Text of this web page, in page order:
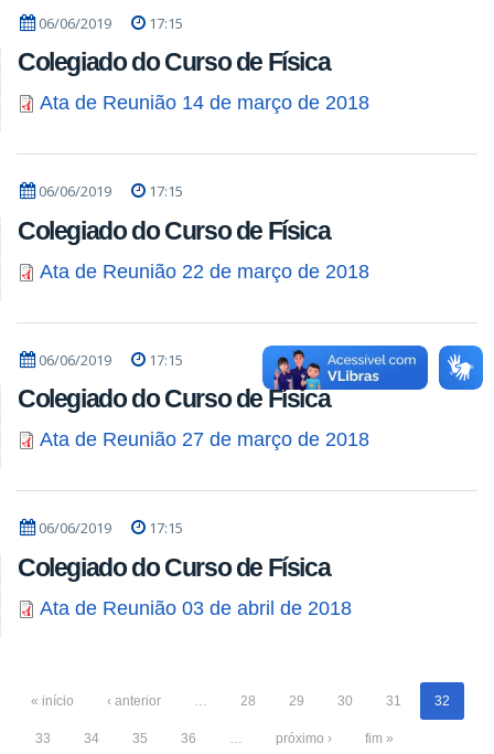
06/06/2019 17:15
Colegiado do Curso de Física
Ata de Reunião 14 de março de 2018
06/06/2019 17:15
Colegiado do Curso de Física
Ata de Reunião 22 de março de 2018
06/06/2019 17:15
Colegiado do Curso de Física
Ata de Reunião 27 de março de 2018
06/06/2019 17:15
Colegiado do Curso de Física
Ata de Reunião 03 de abril de 2018
« início ‹ anterior 28 29 30 31 32
33 34 35 36 próximo › fim »